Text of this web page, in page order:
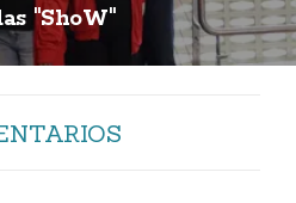
"ShoW"